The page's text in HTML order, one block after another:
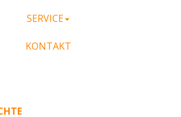
SERVICE
KONTAKT